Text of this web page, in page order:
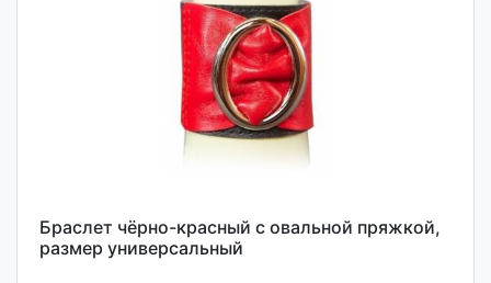
Браслет чёрно-красный с овальной пряжкой,
размер универсальный